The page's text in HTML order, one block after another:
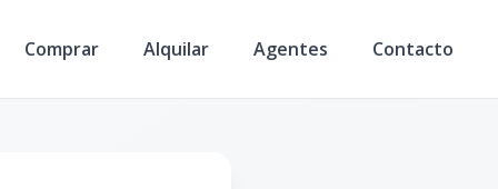
Comprar Alquilar Agentes Contacto